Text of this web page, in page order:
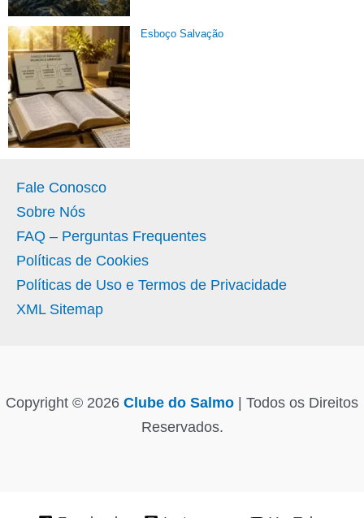
Esboço Salvação
Fale Conosco
Sobre Nós
FAQ – Perguntas Frequentes
Políticas de Cookies
Políticas de Uso e Termos de Privacidade
XML Sitemap
Copyright © 2026 Clube do Salmo | Todos os Direitos
Reservados.